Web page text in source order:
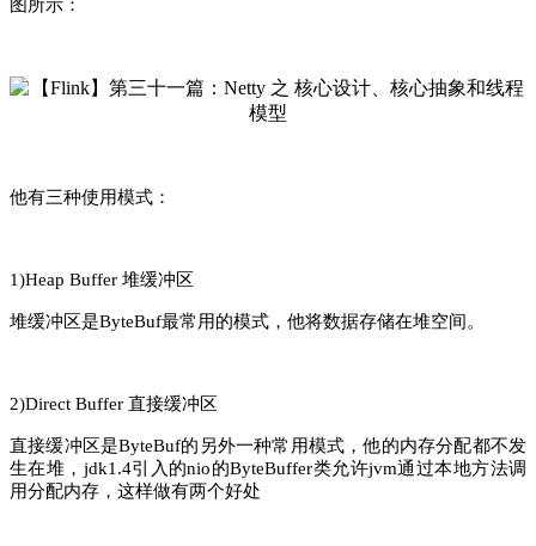
图所示：
他有三种使用模式：
1)Heap Buffer 堆缓冲区
堆缓冲区是ByteBuf最常用的模式，他将数据存储在堆空间。
2)Direct Buffer 直接缓冲区
直接缓冲区是ByteBuf的另外一种常用模式，他的内存分配都不发
生在堆，jdk1.4引入的nio的ByteBuffer类允许jvm通过本地方法调
用分配内存，这样做有两个好处